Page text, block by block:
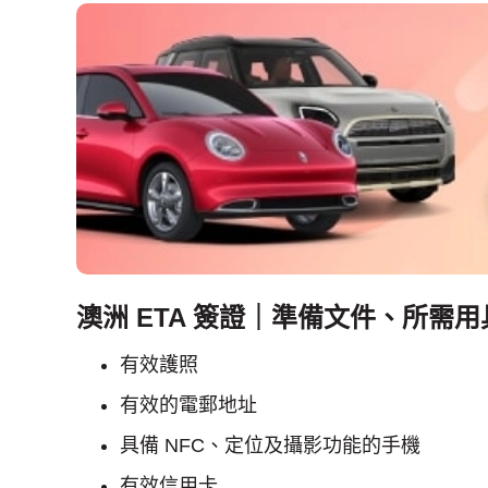
澳洲 ETA 簽證｜準備文件、所需用
有效護照
有效的電郵地址
具備 NFC、定位及攝影功能的手機